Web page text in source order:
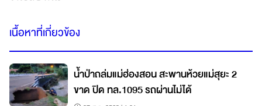
เนื้อหาที่เกี่ยวข้อง
น้ำป่าถล่มแม่ฮ่องสอน สะพานห้วยแม่สุยะ 2
ขาด ปิด ทล.1095 รถผ่านไม่ได้